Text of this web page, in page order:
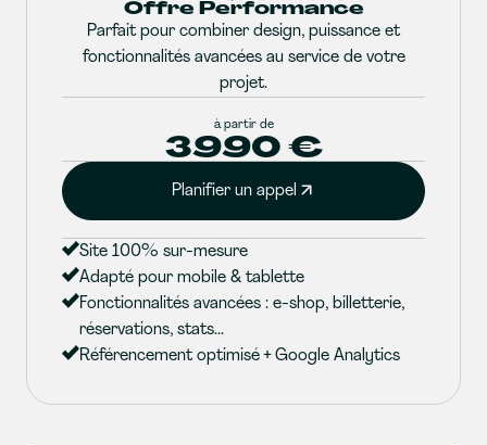
Offre Performance
Parfait pour combiner design, puissance et
fonctionnalités avancées au service de votre
projet.
à partir de
3990 €
Planifier un appel
Site 100% sur-mesure
Adapté pour mobile & tablette
Fonctionnalités avancées : e-shop, billetterie,
réservations, stats...
Référencement optimisé + Google Analytics